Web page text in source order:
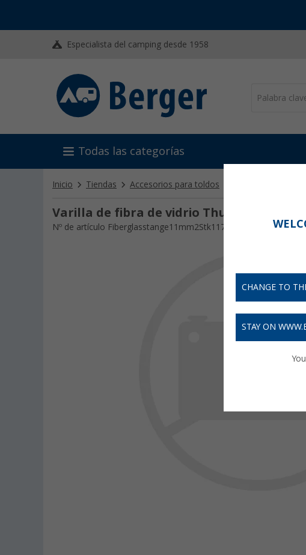
Especialista del camping desde 1958
Todas las categorías
Inicio Tiendas Accesorios para toldos
Varilla de fibra de vidrio Thule (11mm),
Nº de artículo Fiberglasstange11mm2Stk117043
CHANGE TO
STAY ON